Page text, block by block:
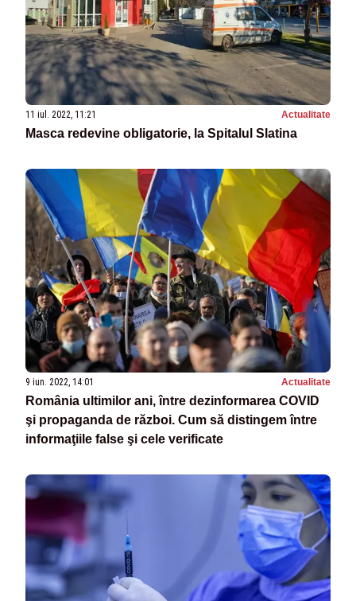
11 iul. 2022, 11:21 Actualitate
Masca redevine obligatorie, la Spitalul Slatina
9 iun. 2022, 14:01 Actualitate
România ultimilor ani, între dezinformarea COVID
şi propaganda de război. Cum să distingem între
informaţiile false şi cele verificate